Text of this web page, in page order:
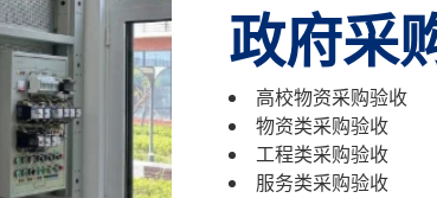
政府采
高校物资采购验收
物资类采购验收
工程类采购验收
服务类采购验收